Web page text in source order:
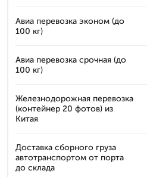
Авиа перевозка эконом (до
100 кг)
Авиа перевозка срочная (до
100 кг)
Железнодорожная перевозка
(контейнер 20 фотов) из
Китая
Доставка сборного груза
автотранспортом от порта
до склада